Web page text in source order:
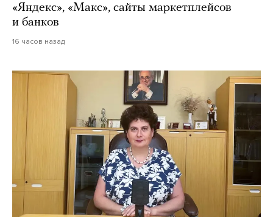
«Яндекс», «Макс», сайты маркетплейсов
и банков
16 часов назад